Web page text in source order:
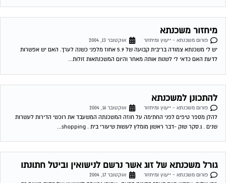
גורל משכנתא של זוג אשר נרשם לנישואין וביטל חתונתו
פורום משכנתא - ייעוץ ומיחזור
אוקטובר 17, 2004
רמי שלום, אבקש חוות דעתך בסוגיה הבאה; אחותי נרשמה לנישואין ועל בסיס רישום זה
ניתנה לה ולבן זוגה תעודת זכאות ונתקבלה הלוואת משרד השיכון והלוואות...
משכנתא
פורום משכנתא - ייעוץ ומיחזור
אוקטובר 17, 2004
שלום לרמי. אני שוקל לקחת משכנתא לצורך קניית הדירה. כיום עם הריביות במשק שיחסית
אינן גבוהות איני בטוח איזה סוג של משכנתא לקחת. ידוע לי...
גרירת משכנתא – מכתב כוונות מהבנק
פורום משכנתא - ייעוץ ומיחזור
אוקטובר 28, 2004